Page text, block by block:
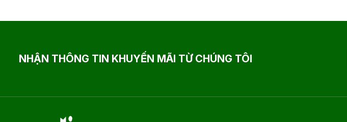
NHẬN THÔNG TIN KHUYẾN MÃI TỪ CHÚNG TÔI